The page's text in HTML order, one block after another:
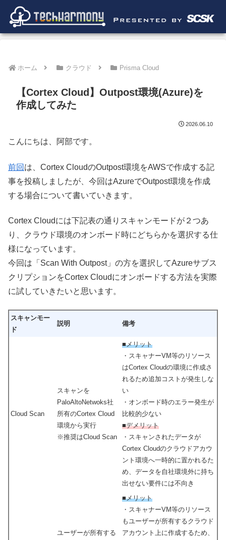
ホーム クラウド Prisma Cloud
【Cortex Cloud】Outpost環境(Azure)を
作成してみた
2026.06.10
こんにちは、阿部です。
前回 は、Cortex CloudのOutpost環境をAWSで作成する記
事を投稿しましたが、今回はAzureでOutpost環境を作成
する場合について書いていきます。
Cortex Cloudには下記表の通りスキャンモードが２つあ
り、クラウド環境のオンボード時にどちらかを選択する仕
様になっています。
今回は「Scan With Outpost」の方を選択してAzureサブス
クリプションをCortex Cloudにオンボードする方法を実際
に試していきたいと思います。
スキャンモー
ド
説明 備考
Cloud Scan
スキャンを
PaloAltoNetwoks社
所有のCortex Cloud
環境から実行
※推奨はCloud Scan
■メリット
・スキャナーVM等のリソース
はCortex Cloudの環境に作成さ
れるため追加コストが発生しな
い
・オンボード時のエラー発生が
比較的少ない
■デメリット
・スキャンされたデータが
Cortex Cloudのクラウドアカウ
ント環境へ一時的に置かれるた
め、データを自社環境外に持ち
出せない要件には不向き
ユーザーが所有する
■メリット
・スキャナーVM等のリソース
もユーザーが所有するクラウド
アカウント上に作成するため、